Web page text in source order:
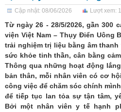
Cập nhật: 08/06/2026 Lượt xem:
Từ ngày 26 - 28/5/2026, gần 300
viện Việt Nam – Thụy Điển Uông
trải nghiệm trị liệu bằng âm thanh
sức khỏe tinh thần, cân bằng
Thông qua những hoạt động
bản thân, mỗi nhân viên có cơ
công việc để chăm sóc chính
để tiếp tục lan tỏa sự tận tâm,
Bởi một nhân viên y tế hạnh